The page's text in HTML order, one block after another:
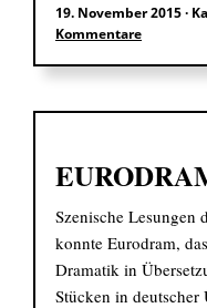
EN
Suchen
nach:
19. November 2015·
Kommentare
Szenische
konnte Eurodram,
Dramatik in
Stücken in deutscher